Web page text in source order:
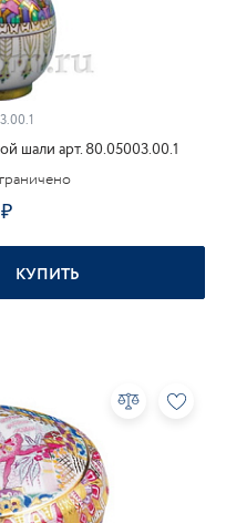
шали арт. 80.05003.00.1
КУПИТЬ